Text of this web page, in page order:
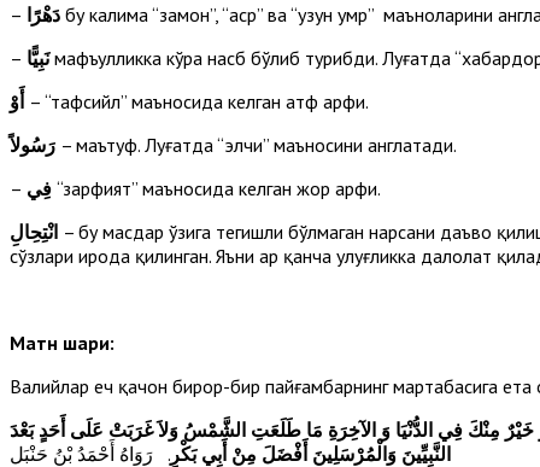
– دَهْرًا бу калима “замон”, “аср” ва “узун умр” маъноларини
– نَبِيًّاмафъулликка кўра насб бўлиб турибди. Луғатда
أَوْ– “тафсийл” маъносида келган атф ҳарфи.
رَسُولاً – маътуф. Луғатда “элчи” маъносини англатади.
– فِي “зарфият” маъносида келган жор ҳарфи.
انْتِحِالِ – бу масдар ўзига тегишли бўлмаган нарсани даъво
сўзлари ирода қилинган. Яъни ҳар қанча улуғликка далолат
Матн шарҳи:
Валийлар ҳеч қачон бирор-бир пайғамбарнинг мартабасига
خَيْرٌ مِنْكَ فِي الدُّنْيَا وَ الآخِرَةِ مَا طَلَعَتِ الشَّمْسُ وَلاَ غَرَبَتْ عَلَى أَحَدٍ بَعْدَ
النَّبِيِّينَ وَالْمُرْسَلِينَ أَفْضَلَ مِنْ أَبِي بَكْرٍ . رَوَاهُ أَحْمَدُ بْنُ حَنْبَل